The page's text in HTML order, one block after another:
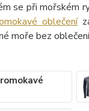
se při mořském
oblečení
moře bez